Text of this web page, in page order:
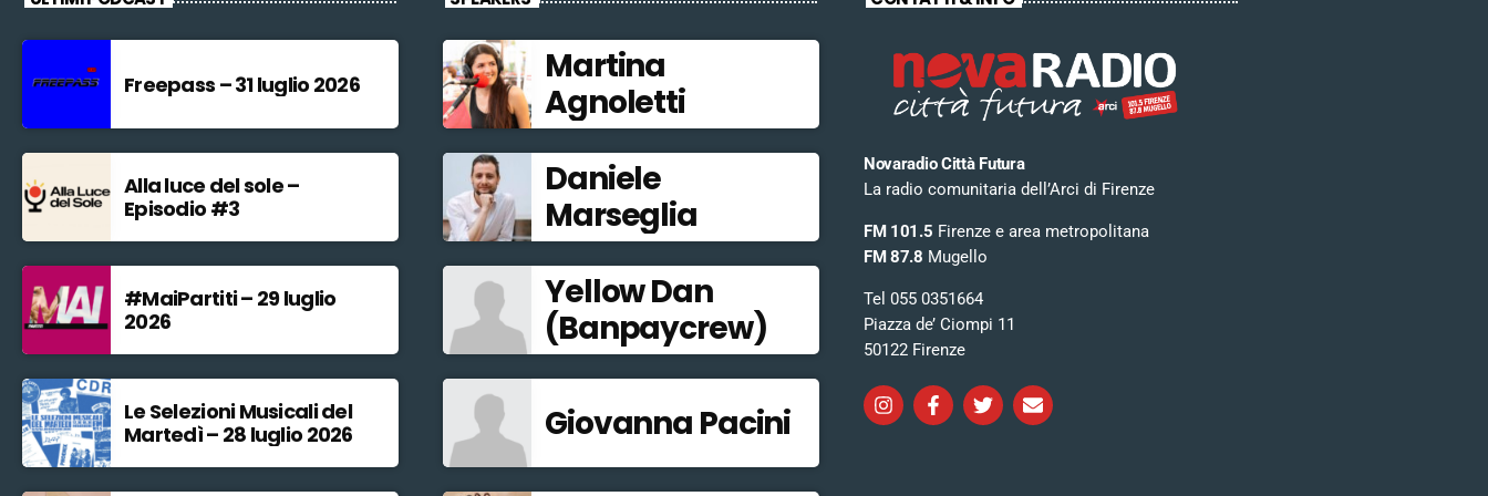
Freepass – 31 luglio 2026
Alla luce del sole –
Episodio #3
#MaiPartiti – 29 luglio
2026
Le Selezioni Musicali del
Martedì – 28 luglio 2026
Martina
Agnoletti
Daniele
Marseglia
Yellow Dan
(Banpaycrew)
Giovanna Pacini
Novaradio Città Futura
La radio comunitaria dell’Arci di Firenze
FM 101.5 Firenze e area metropolitana
FM 87.8 Mugello
Tel 055 0351664
Piazza de’ Ciompi 11
50122 Firenze